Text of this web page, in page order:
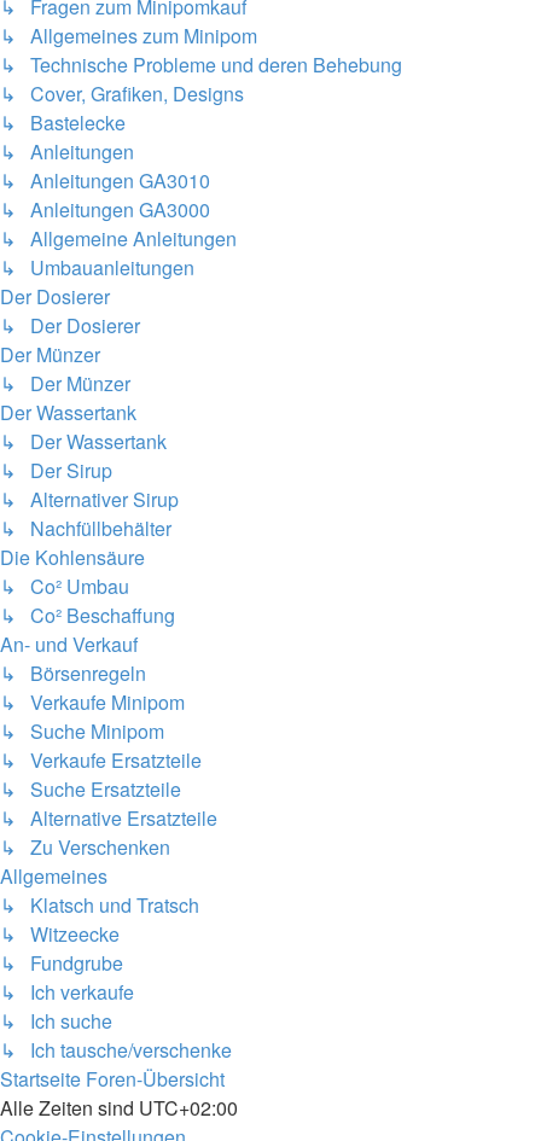
↳ Fragen zum Minipomkauf
↳ Allgemeines zum Minipom
↳ Technische Probleme und deren Behebung
↳ Cover, Grafiken, Designs
↳ Bastelecke
↳ Anleitungen
↳ Anleitungen GA3010
↳ Anleitungen GA3000
↳ Allgemeine Anleitungen
↳ Umbauanleitungen
Der Dosierer
↳ Der Dosierer
Der Münzer
↳ Der Münzer
Der Wassertank
↳ Der Wassertank
↳ Der Sirup
↳ Alternativer Sirup
↳ Nachfüllbehälter
Die Kohlensäure
↳ Co² Umbau
↳ Co² Beschaffung
An- und Verkauf
↳ Börsenregeln
↳ Verkaufe Minipom
↳ Suche Minipom
↳ Verkaufe Ersatzteile
↳ Suche Ersatzteile
↳ Alternative Ersatzteile
↳ Zu Verschenken
Allgemeines
↳ Klatsch und Tratsch
↳ Witzeecke
↳ Fundgrube
↳ Ich verkaufe
↳ Ich suche
↳ Ich tausche/verschenke
Startseite Foren-Übersicht
Alle Zeiten sind UTC+02:00